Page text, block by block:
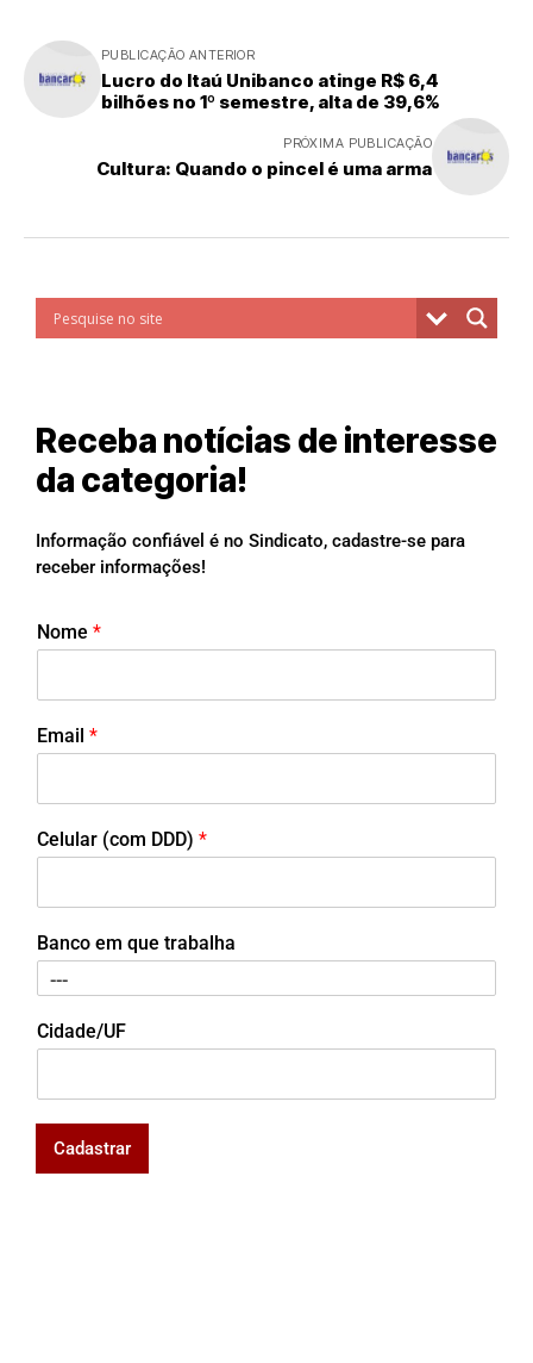
PUBLICAÇÃO ANTERIOR
Lucro do Itaú Unibanco atinge R$ 6,4
bilhões no 1º semestre, alta de 39,6%
PRÓXIMA PUBLICAÇÃO
Cultura: Quando o pincel é uma arma
Receba notícias de interesse
da categoria!
Informação confiável é no Sindicato, cadastre-se para
receber informações!
Nome *
Email *
Celular (com DDD) *
Banco em que trabalha
Cidade/UF
Cadastrar